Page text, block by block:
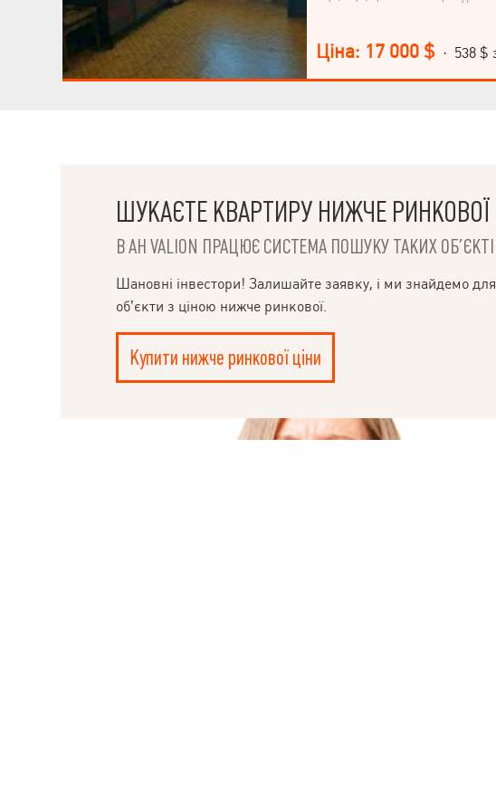
Ціна: 17 000 $ · 538 $
ШУКАЄТЕ КВАРТИРУ НИЖЧЕ РИНКОВОЇ
В АН VALION ПРАЦЮЄ СИСТЕМА ПОШУКУ ТАКИХ
Шановні інвестори! Залишайте заявку, і ми знайдемо
об’єкти з ціною нижче ринкової.
Купити нижче ринкової ціни
НАПИСАТИ
КЕРІВНИКОВІ
© 2019